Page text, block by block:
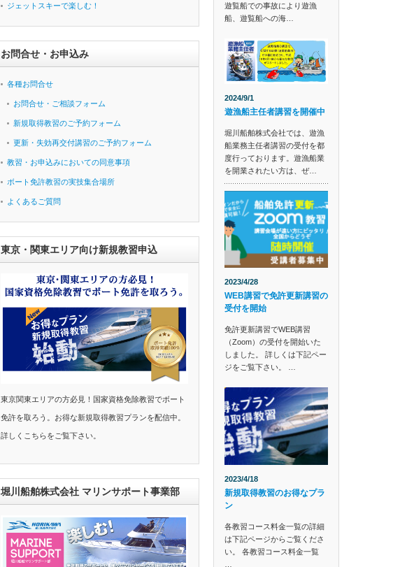
ジェットスキーで楽しむ！
お問合せ・お申込み
各種お問合せ
お問合せ・ご相談フォーム
新規取得教習のご予約フォーム
更新・失効再交付講習のご予約フォーム
教習・お申込みにおいての同意事項
ボート免許教習の実技集合場所
よくあるご質問
東京・関東エリア向け新規教習申込
東京関東エリアの方必見！国家資格免除教習でボート
免許を取ろう。お得な新規取得教習プランを配信中。
詳しくこちらをご覧下さい。
堀川船舶株式会社 マリンサポート事業部
遊覧船での事故により遊漁
船、遊覧船への海…
2024/9/1
遊漁船主任者講習を開催中
堀川船舶株式会社では、遊漁
船業務主任者講習の受付を都
度行っております。遊漁船業
を開業されたい方は、ぜ…
2023/4/28
WEB講習で免許更新講習の
受付を開始
免許更新講習でWEB講習
（Zoom）の受付を開始いた
しました。 詳しくは下記ペー
ジをご覧下さい。 …
2023/4/18
新規取得教習のお得なプラ
ン
各教習コース料金一覧の詳細
は下記ページからご覧くださ
い。 各教習コース料金一覧